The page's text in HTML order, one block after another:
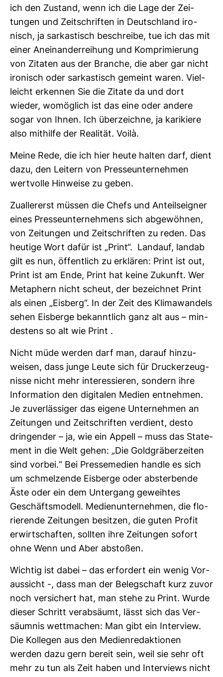
ich den Zustand, wenn ich die Lage der Zei­
tungen und Zeit­schriften in Deutsch­land iro­
nisch, ja sar­kas­tisch beschreibe, tue ich das mit
einer Anein­an­der­rei­hung und Kom­pri­mie­rung
von Zitaten aus der Branche, die aber gar nicht
iro­nisch oder sar­kas­tisch gemeint waren. Viel­
leicht erkennen Sie die Zitate da und dort
wieder, womög­lich ist das eine oder andere
sogar von Ihnen. Ich über­zeichne, ja kari­kiere
also mit­hilfe der Rea­lität. Voilà.
Meine Rede, die ich hier heute halten darf, dient
dazu, den Lei­tern von Pres­se­un­ter­nehmen
wert­volle Hin­weise zu geben.
Zual­ler­erst müssen die Chefs und Anteils­eigner
eines Pres­se­un­ter­neh­mens sich abge­wöhnen,
von Zei­tungen und Zeit­schriften zu reden. Das
heu­tige Wort dafür ist „Print“. Landauf, landab
gilt es nun, öffent­lich zu erklären: Print ist out,
Print ist am Ende, Print hat keine Zukunft. Wer
Meta­phern nicht scheut, der bezeichnet Print
als einen „Eis­berg“. In der Zeit des Kli­ma­wan­dels
sehen Eis­berge bekannt­lich ganz alt aus – min­
des­tens so alt wie Print .
Nicht müde werden darf man, darauf hin­zu­
weisen, dass junge Leute sich für Druckerzeug­
nisse nicht mehr inter­es­sieren, son­dern ihre
Infor­ma­tion den digi­talen Medien ent­nehmen.
Je zuver­läs­siger das eigene Unter­nehmen an
Zei­tungen und Zeit­schriften ver­dient, desto
drin­gender – ja, wie ein Appell – muss das State­
ment in die Welt gehen: „Die Gold­grä­ber­zeiten
sind vorbei.“ Bei Pres­se­me­dien handle es sich
um schmel­zende Eis­berge oder abster­bende
Äste oder ein dem Unter­gang geweihtes
Geschäfts­mo­dell. Medi­en­un­ter­nehmen, die flo­
rie­rende Zei­tungen besitzen, die guten Profit
erwirt­schaften, sollten ihre Zei­tungen sofort
ohne Wenn und Aber abstoßen.
Wichtig ist dabei – das erfor­dert ein wenig Vor­
aus­sicht -, dass man der Beleg­schaft kurz zuvor
noch ver­si­chert hat, man stehe zu Print. Wurde
dieser Schritt ver­ab­säumt, lässt sich das Ver­
säumnis wett­ma­chen: Man gibt ein Inter­view.
Die Kol­legen aus den Medi­en­re­dak­tionen
werden dazu gern bereit sein, weil sie sehr oft
mehr zu tun als Zeit haben und Inter­views nicht